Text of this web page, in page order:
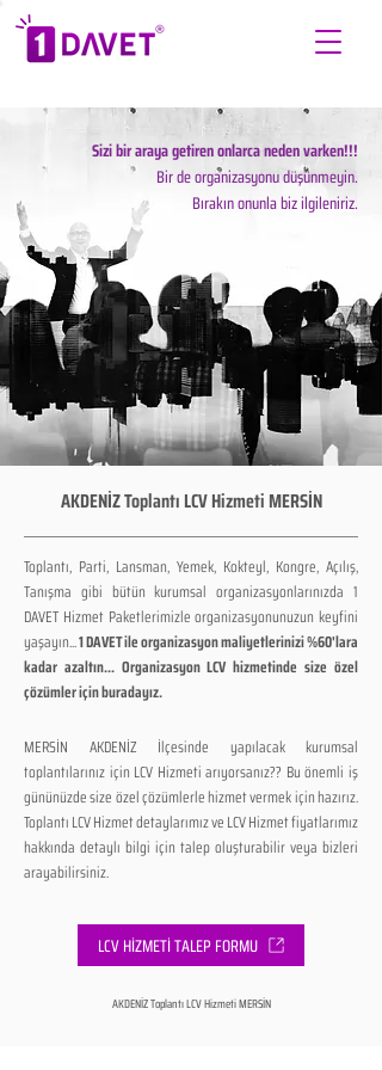
Sizi bir araya getiren onlarca neden varken!!!
Bir de organizasyonu düşünmeyin.
Bırakın onunla biz ilgileniriz.
AKDENİZ Toplantı LCV Hizmeti MERSİN
Toplantı, Parti, Lansman, Yemek, Kokteyl, Kongre, Açılış,
Tanışma gibi bütün kurumsal organizasyonlarınızda 1
DAVET Hizmet Paketlerimizle organizasyonunuzun keyfini
yaşayın...1 DAVET ile organizasyon maliyetlerinizi %60'lara
kadar azaltın... Organizasyon LCV hizmetinde size özel
çözümler için buradayız.
MERSİN AKDENİZ İlçesinde yapılacak kurumsal
toplantılarınız için LCV Hizmeti arıyorsanız?? Bu önemli iş
gününüzde size özel çözümlerle hizmet vermek için hazırız.
Toplantı LCV Hizmet detaylarımız ve LCV Hizmet fiyatlarımız
hakkında detaylı bilgi için talep oluşturabilir veya bizleri
arayabilirsiniz.
LCV HİZMETİ TALEP FORMU
AKDENİZ Toplantı LCV Hizmeti MERSİN